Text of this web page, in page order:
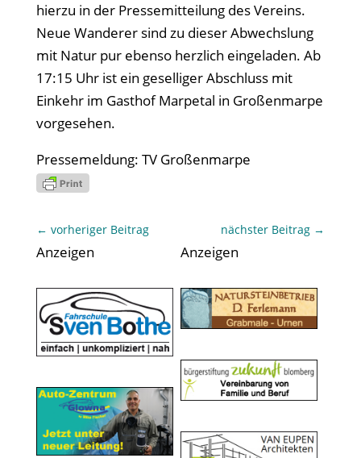
hierzu in der Pressemitteilung des Vereins.
Neue Wanderer sind zu dieser Abwechslung
mit Natur pur ebenso herzlich eingeladen. Ab
17:15 Uhr ist ein geselliger Abschluss mit
Einkehr im Gasthof Marpetal in Großenmarpe
vorgesehen.
Pressemeldung: TV Großenmarpe
← vorheriger Beitrag nächster Beitrag →
Anzeigen Anzeigen